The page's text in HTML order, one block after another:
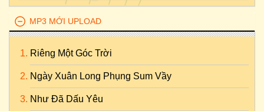
MP3 MỚI UPLOAD
Riêng Một Góc Trời
Ngày Xuân Long Phụng Sum Vầy
Như Đã Dấu Yêu